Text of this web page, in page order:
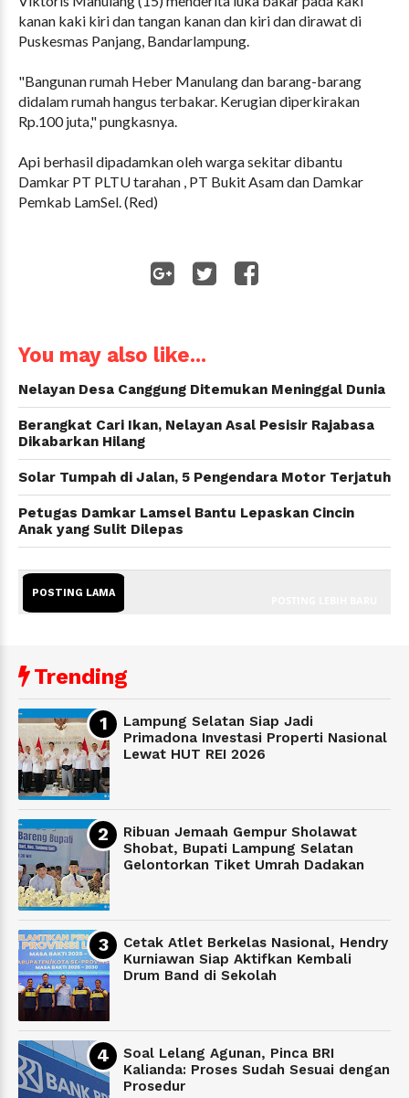
kanan kaki kiri dan tangan kanan dan kiri dan dirawat di
Puskesmas Panjang, Bandarlampung.
"Bangunan rumah Heber Manulang dan barang-barang
didalam rumah hangus terbakar. Kerugian diperkirakan
Rp.100 juta," pungkasnya.
Api berhasil dipadamkan oleh warga sekitar dibantu
Damkar PT PLTU tarahan , PT Bukit Asam dan Damkar
Pemkab LamSel. (Red)
You may also like...
Nelayan Desa Canggung Ditemukan Meninggal Dunia
Berangkat Cari Ikan, Nelayan Asal Pesisir Rajabasa
Dikabarkan Hilang
Solar Tumpah di Jalan, 5 Pengendara Motor Terjatuh
Petugas Damkar Lamsel Bantu Lepaskan Cincin
Anak yang Sulit Dilepas
POSTING LAMA
Trending
Lampung Selatan Siap Jadi
Primadona Investasi Properti Nasional
Lewat HUT REI 2026
Ribuan Jemaah Gempur Sholawat
Shobat, Bupati Lampung Selatan
Gelontorkan Tiket Umrah Dadakan
Cetak Atlet Berkelas Nasional, Hendry
Kurniawan Siap Aktifkan Kembali
Drum Band di Sekolah
Soal Lelang Agunan, Pinca BRI
Kalianda: Proses Sudah Sesuai dengan
Prosedur